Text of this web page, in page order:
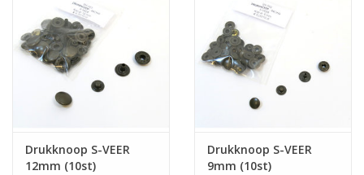
Drukknoop S-VEER
12mm (10st)
Drukknoop S-VEER
9mm (10st)